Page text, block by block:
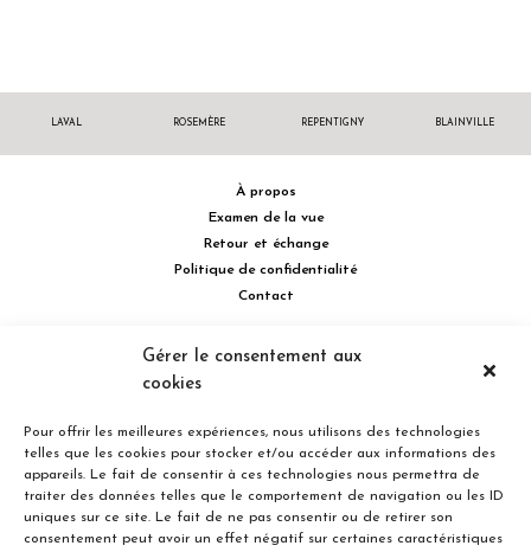
Gérer le consentement aux
cookies
Pour offrir les meilleures expériences, nous utilisons des technologies
telles que les cookies pour stocker et/ou accéder aux informations des
appareils. Le fait de consentir à ces technologies nous permettra de
traiter des données telles que le comportement de navigation ou les ID
uniques sur ce site. Le fait de ne pas consentir ou de retirer son
consentement peut avoir un effet négatif sur certaines caractéristiques
LAVAL ROSEMÈRE REPENTIGNY BLAINVILLE
À propos
Examen de la vue
Retour et échange
Politique de confidentialité
Contact
514 732.0222
Concorde Est, Laval, Québec H7G 2E4 Canada
Entreprise familiale du Québec depuis plus de 40 ans.